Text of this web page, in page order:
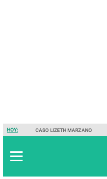
HOY: CASO LIZETH MARZANO